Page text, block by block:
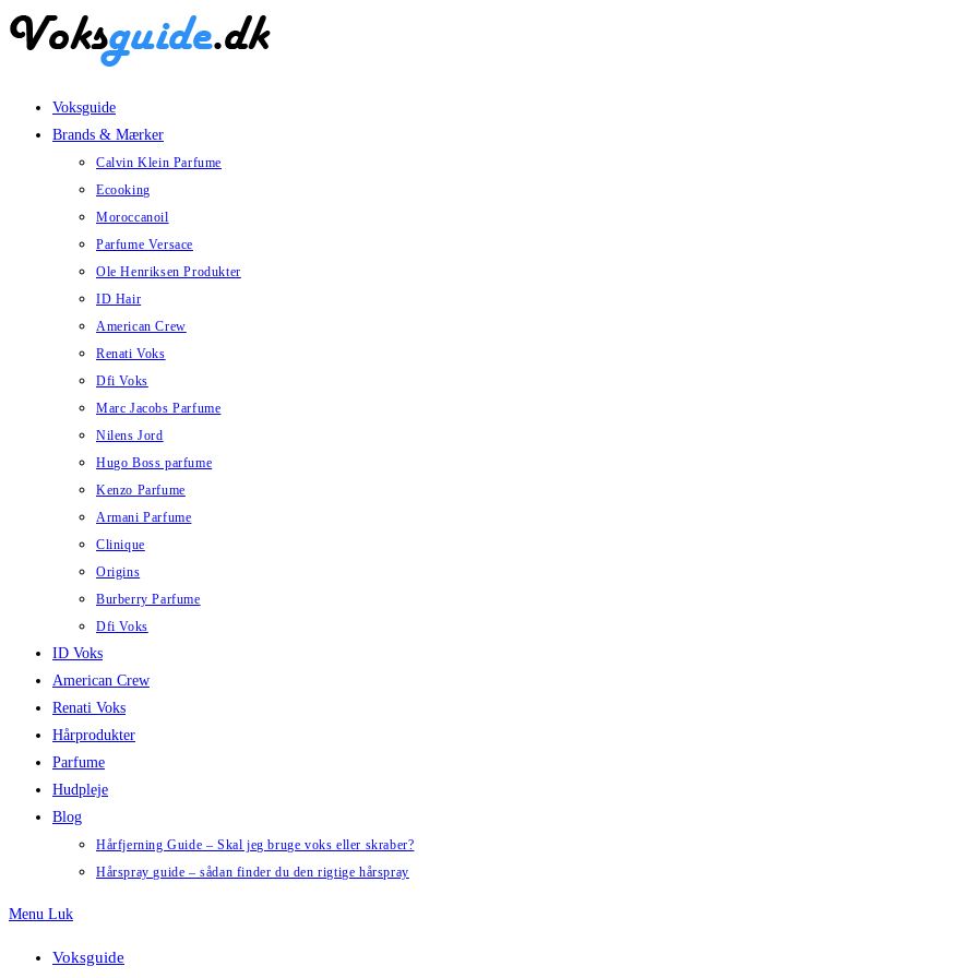
Skip
Voksguide
Brands & Mærker
Calvin Klein Parfume
Ecooking
Moroccanoil
Parfume Versace
Ole Henriksen Produkter
ID Hair
American Crew
Renati Voks
Dfi Voks
Marc Jacobs Parfume
Nilens Jord
Hugo Boss parfume
Kenzo Parfume
Armani Parfume
Clinique
Origins
Burberry Parfume
Dfi Voks
ID Voks
American Crew
Renati Voks
Hårprodukter
Parfume
Hudpleje
Blog
Hårfjerning Guide – Skal jeg bruge voks eller skraber?
Hårspray guide – sådan finder du den rigtige hårspray
Menu Luk
Voksguide